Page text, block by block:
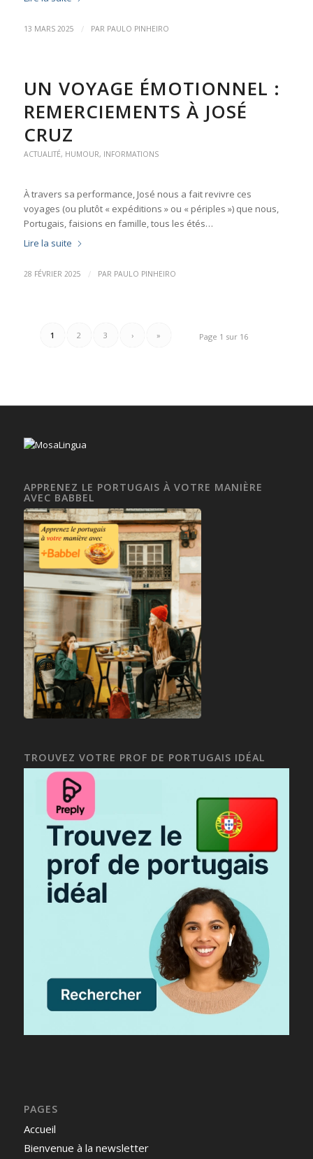
13 MARS 2025 / PAR PAULO PINHEIRO
UN VOYAGE ÉMOTIONNEL :
REMERCIEMENTS À JOSÉ
CRUZ
ACTUALITÉ, HUMOUR, INFORMATIONS
À travers sa performance, José nous a fait revivre ces
voyages (ou plutôt « expéditions » ou « périples ») que nous,
Portugais, faisions en famille, tous les étés…
Lire la suite
28 FÉVRIER 2025 / PAR PAULO PINHEIRO
Page 1 sur 16
1 2 3 › »
APPRENEZ LE PORTUGAIS À VOTRE MANIÈRE
AVEC BABBEL
TROUVEZ VOTRE PROF DE PORTUGAIS IDÉAL
PAGES
Accueil
Bienvenue à la newsletter